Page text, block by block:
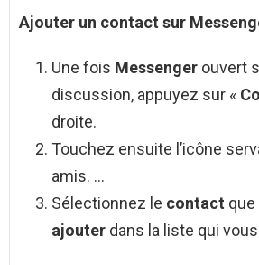
Ajouter un contact sur
Une fois Messenger ouvert
discussion, appuyez sur «
droite.
Touchez ensuite l’icône
amis. …
Sélectionnez le contact
ajouter dans la liste qui